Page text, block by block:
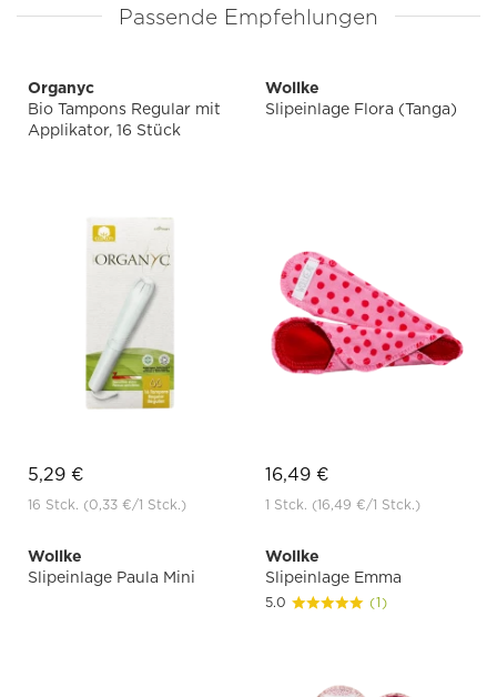
Passende Empfehlungen
Organyc
Bio Tampons Regular mit
Applikator, 16 Stück
5,29 €
16 Stck. (0,33 €/1 Stck.)
Wollke
Slipeinlage Flora (Tanga)
16,49 €
1 Stck. (16,49 €/1 Stck.)
Wollke
Slipeinlage Paula Mini
Wollke
Slipeinlage Emma
5.0 (1)